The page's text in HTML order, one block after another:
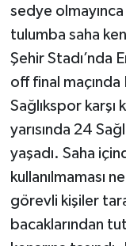
sedye
tulumba saha
Şehir Stadı’nda
off final
Sağlıkspor karşı
yarısında 24
yaşadı. Saha
kullanılmaması
görevli kişiler
bacaklarından